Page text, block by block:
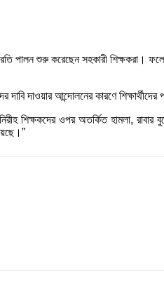
পালন শুরু করেছেন সহকারী
দাওয়ার আন্দোলনের কারণে শিক্ষার্থীদের
শিক্ষকদের ওপর অতর্কিত হামলা, রাবার